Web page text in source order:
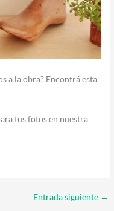
a la obra? Encontrá esta
tus fotos en nuestra
Entrada siguiente →